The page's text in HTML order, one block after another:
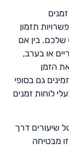
תזמון
שלכם. בין אם
או בערב,
הזמן
גם בסופי
לוחות זמנים
שיעורים דרך
מבטיחה